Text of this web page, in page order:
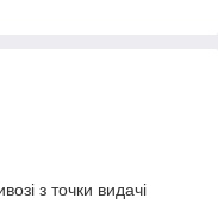
з точки видачі